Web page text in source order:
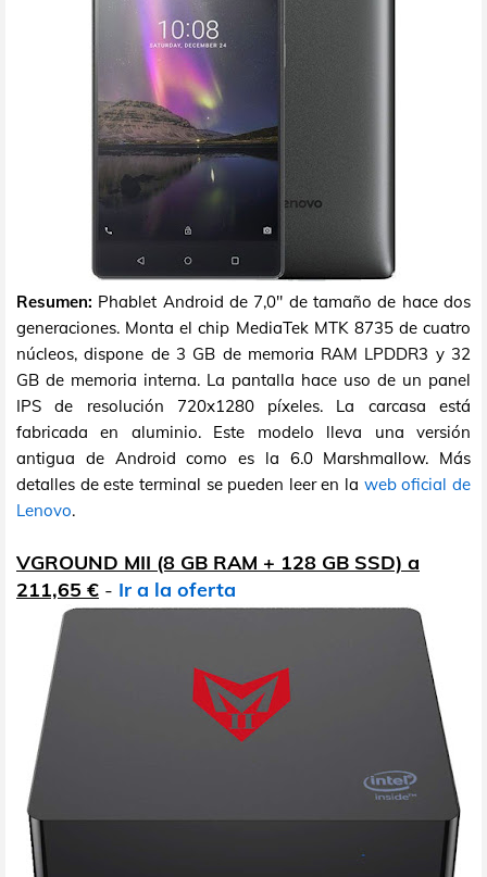
Resumen: Phablet Android de 7,0" de tamaño de hace dos
generaciones. Monta el chip MediaTek MTK 8735 de cuatro
núcleos, dispone de 3 GB de memoria RAM LPDDR3 y 32
GB de memoria interna. La pantalla hace uso de un panel
IPS de resolución 720x1280 píxeles. La carcasa está
fabricada en aluminio. Este modelo lleva una versión
antigua de Android como es la 6.0 Marshmallow. Más
detalles de este terminal se pueden leer en la web oficial de
Lenovo.
VGROUND MII (8 GB RAM + 128 GB SSD) a
211,65 € - Ir a la oferta